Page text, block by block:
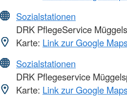
Sozialstationen
DRK PflegeService
Karte: Link zur Google
Sozialstationen
DRK Pflegeservice
Karte: Link zur Google